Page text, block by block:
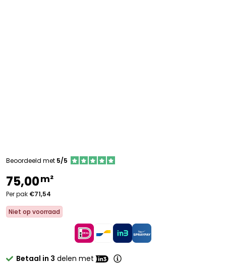
Beoordeeld met 5/5
75,00m²
Per pak €71,54
Niet op voorraad
Betaal in 3 delen met